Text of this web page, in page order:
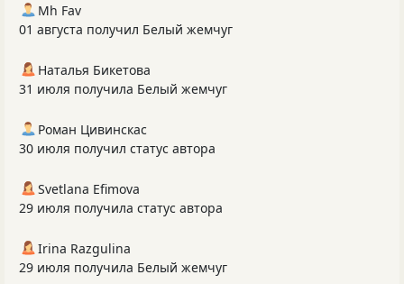
Mh Fav
01 августа получил Белый жемчуг
Наталья Бикетова
31 июля получила Белый жемчуг
Роман Цивинскас
30 июля получил статус автора
Svetlana Efimova
29 июля получила статус автора
Irina Razgulina
29 июля получила Белый жемчуг